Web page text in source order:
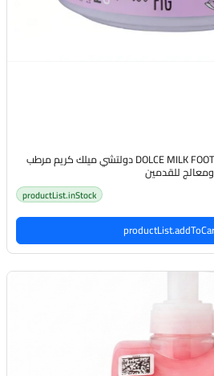
DOLCE MILK FOOT CREAM BOMBE FIG 100ml دولتشي ميلك كريم مرطب
ومعالج للقدمين
productList.inStock